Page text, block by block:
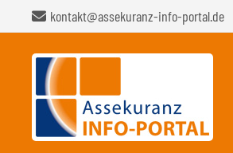
kontakt@assekuranz-info-portal.de